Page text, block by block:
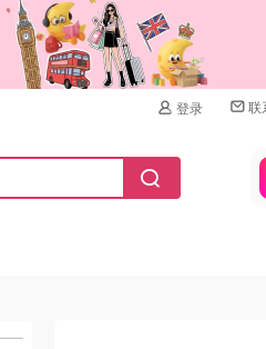
登录 联